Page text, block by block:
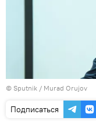
© Sputnik / Murad Orujov
Подписаться